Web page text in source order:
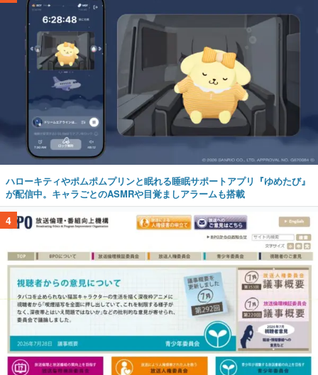
ハローキティやポムポムプリンと眠れる睡眠サポートアプリ『ゆめたび』
が配信中。キャラごとのASMRや目覚ましアラームも搭載
4